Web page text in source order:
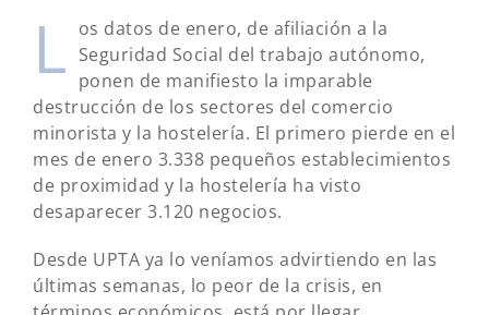
L os datos de enero, de afiliación a la
Seguridad Social del trabajo autónomo,
ponen de manifiesto la imparable
destrucción de los sectores del comercio
minorista y la hostelería. El primero pierde en el
mes de enero 3.338 pequeños establecimientos
de proximidad y la hostelería ha visto
desaparecer 3.120 negocios.
Desde UPTA ya lo veníamos advirtiendo en las
últimas semanas, lo peor de la crisis, en